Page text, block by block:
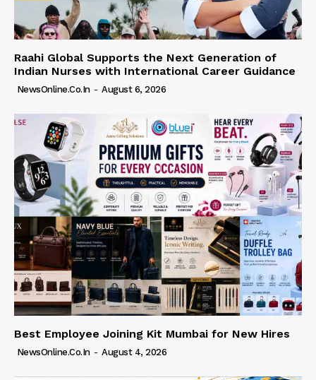
Raahi Global Supports the Next Generation of
Indian Nurses with International Career Guidance
NewsOnline.co.in - August 6, 2026
Best Employee Joining Kit Mumbai for New Hires
NewsOnline.co.in - August 4, 2026